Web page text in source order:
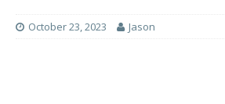
October 23, 2023 Jason